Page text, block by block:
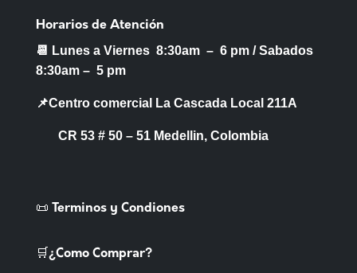
Horarios de Atención
📆 Lunes a Viernes 8:30am – 6 pm /Sabados
8:30am – 5 pm
📌Centro comercial La Cascada Local 211A
CR 53 # 50 – 51 Medellin, Colombia
📜 Terminos y Condiones
🛒¿Como Comprar?